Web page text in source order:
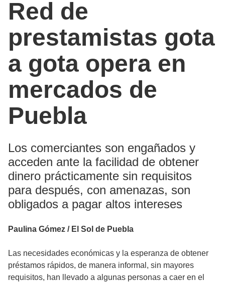
Red de
prestamistas gota
a gota opera en
mercados de
Puebla
Los comerciantes son engañados y
acceden ante la facilidad de obtener
dinero prácticamente sin requisitos
para después, con amenazas, son
obligados a pagar altos intereses
Paulina Gómez / El Sol de Puebla
Las necesidades económicas y la esperanza de obtener
préstamos rápidos, de manera informal, sin mayores
requisitos, han llevado a algunas personas a caer en el